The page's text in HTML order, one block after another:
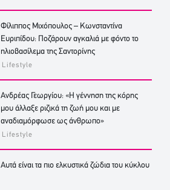
Φίλιππος Μιχόπουλος – Κωνσταντίνα
Ευριπίδου: Ποζάρουν αγκαλιά με φόντο το
ηλιοβασίλεμα της Σαντορίνης
Lifestyle
Ανδρέας Γεωργίου: «Η γέννηση της κόρης
μου άλλαξε ριζικά τη ζωή μου και με
αναδιαμόρφωσε ως άνθρωπο»
Lifestyle
Αυτά είναι τα πιο ελκυστικά ζώδια του κύκλου